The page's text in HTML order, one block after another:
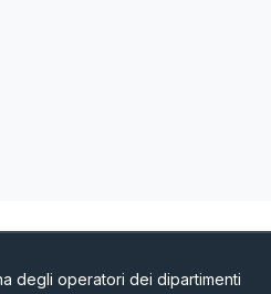
degli operatori dei dipartimenti